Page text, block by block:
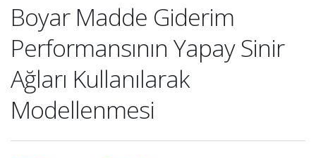
Boyar Madde Giderim
Performansının Yapay Sinir
Ağları Kullanılarak
Modellenmesi